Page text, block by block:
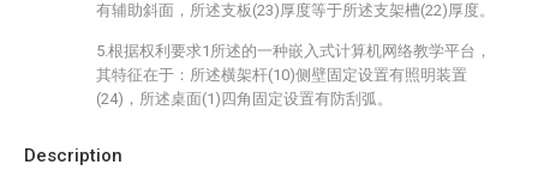
Description
有辅助斜面，所述支板(23)厚度等于所述支架槽(22)厚度。
5.根据权利要求1所述的一种嵌入式计算机网络教学平台，
其特征在于：所述横架杆(10)侧壁固定设置有照明装置
(24)，所述桌面(1)四角固定设置有防刮弧。